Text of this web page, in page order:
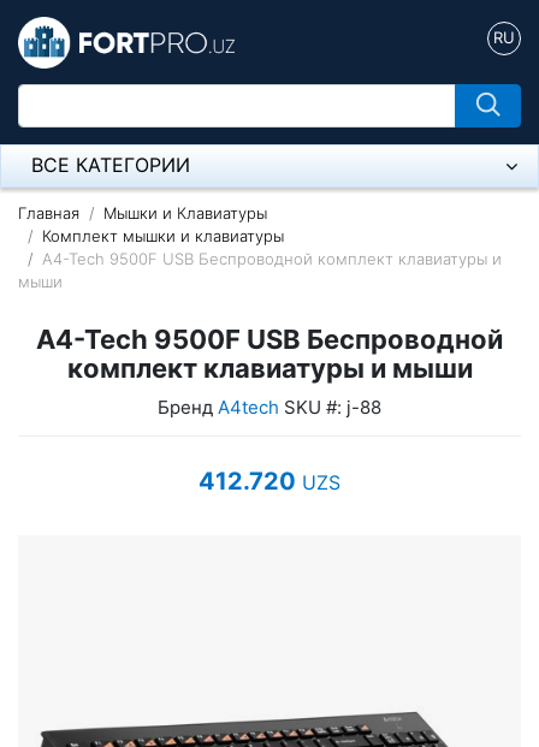
RU
ВСЕ КАТЕГОРИИ
Микрофон
Напольные розетки
Пылесос
Мышки и Клавиатуры
Главная
Мышки и Клавиатуры
Комплект мышки и клавиатуры
A4-Tech 9500F USB Беспроводной комплект клавиатуры и
мыши
A4-Tech 9500F USB Беспроводной
комплект клавиатуры и мыши
Бренд A4tech SKU #: j-88
412.720 UZS